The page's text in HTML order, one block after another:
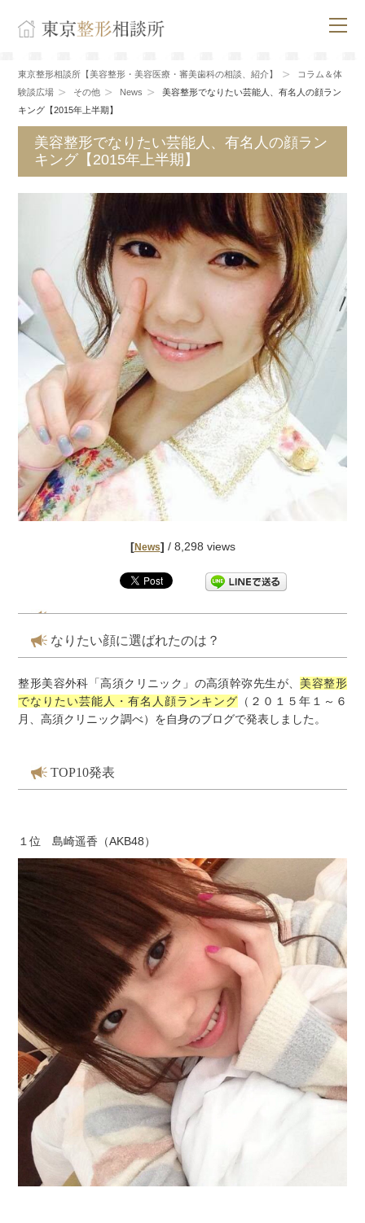
東京整形相談所【美容整形・美容医療・審美歯科の相談、紹介】
コラム＆体
験談広場
その他 News
美容整形でなりたい芸能人、有名人の顔ラン
キング【2015年上半期】
美容整形でなりたい芸能人、有名人の顔ラン
キング【2015年上半期】
[News] / 8,298 views
なりたい顔に選ばれたのは？
整形美容外科「高須クリニック」の高須幹弥先生が、 美容整形
でなりたい芸能人・有名人顔ランキング （２０１５年１～６
月、高須クリニック調べ）を自身のブログで発表しました。
TOP10発表
１位 島崎遥香（AKB48）